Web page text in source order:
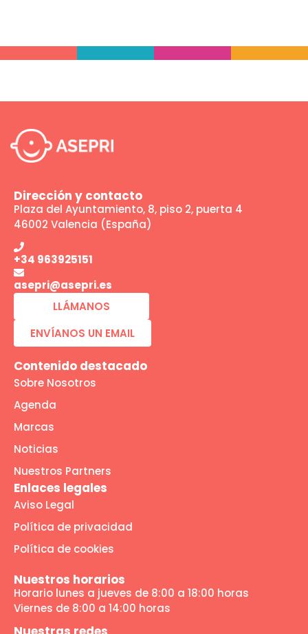
Dirección y contacto
Plaza del Ayuntamiento, 8, piso 2, puerta 4
46002 Valencia (España)
+34 963925151
asepri@asepri.es
LLÁMANOS
ENVÍANOS UN EMAIL
Contenido destacado
Sobre Nosotros
Agenda
Marcas
Noticias
Nuestros Partners
Enlaces legales
Aviso Legal
Política de privacidad
Política de cookies
Nuestros horarios
Horario lunes a jueves de 8:00 a 18:00 horas
Viernes de 8:00 a 14:00 horas